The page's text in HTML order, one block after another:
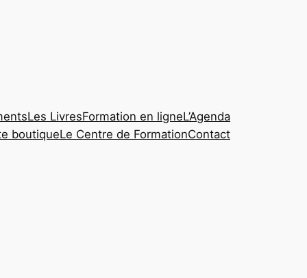
Les LivresFormation en ligneL’Agenda
boutiqueLe Centre de FormationContact